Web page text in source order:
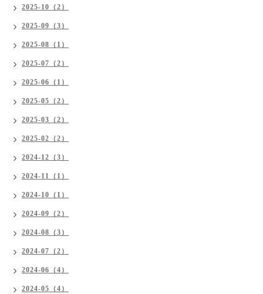
2025-10（2）
2025-09（3）
2025-08（1）
2025-07（2）
2025-06（1）
2025-05（2）
2025-03（2）
2025-02（2）
2024-12（3）
2024-11（1）
2024-10（1）
2024-09（2）
2024-08（3）
2024-07（2）
2024-06（4）
2024-05（4）